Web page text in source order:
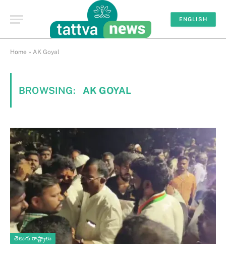
ENGLISH
Home » AK Goyal
BROWSING: AK GOYAL
తెలుగు రాష్ట్రాలు